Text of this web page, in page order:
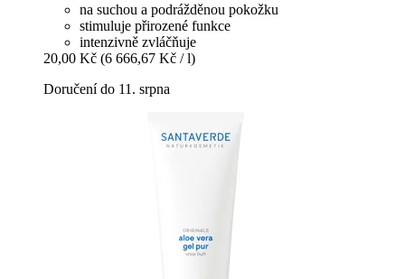
na suchou a podrážděnou pokožku
stimuluje přirozené funkce
intenzivně zvláčňuje
20,00 Kč (6 666,67 Kč / l)
Doručení do 11. srpna